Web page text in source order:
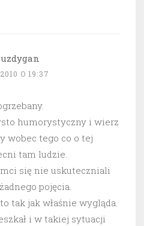
O 19:37
humorystyczny i wierz
wobec tego co o tej
tam ludzie.
się nie uskuteczniali
pojęcia.
tak jak właśnie wygląda.
i w takiej sytuacji